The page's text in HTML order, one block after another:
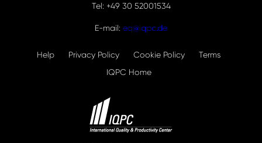
Tel: +49 30 52001534
E-mail: eq@iqpc.de
Help Privacy Policy Cookie Policy
Terms
IQPC Home